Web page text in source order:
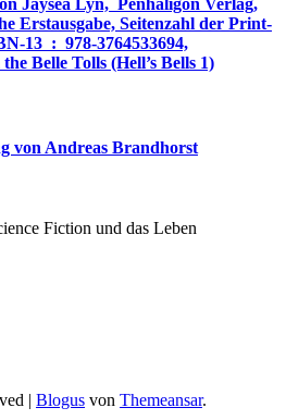
Erstausgabe, Seitenzahl der Print-
Whom the Belle Tolls (Hell’s Bells 1)
von Andreas Brandhorst
Fiction und das Leben
| Blogus von Themeansar.